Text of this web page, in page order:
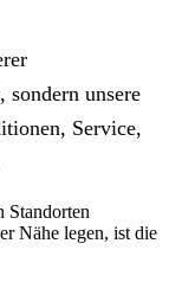
unsere
Service,
Standorten
Nähe legen, ist die